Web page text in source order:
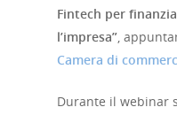
Fintech per
l’impresa”,
Camera di
Durante il webinar